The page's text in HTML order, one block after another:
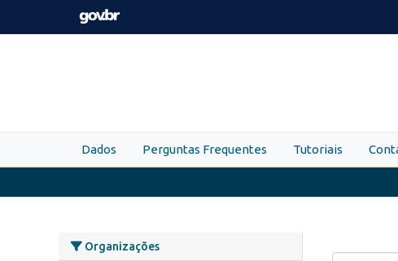
Skip to main content
Dados Perguntas Frequentes Tutoriais
Organizações